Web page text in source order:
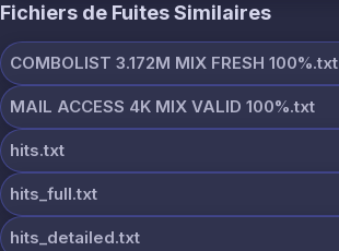
Fichiers de Fuites Similaires
COMBOLIST 3.172M MIX FRESH 100%.txt
MAIL ACCESS 4K MIX VALID 100%.txt
hits.txt
hits_full.txt
hits_detailed.txt